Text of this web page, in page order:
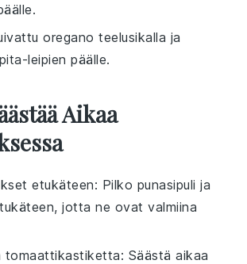
oregano teelusikalla ja
leipien päälle.
Aikaa
etukäteen: Pilko punasipuli ja
jotta ne ovat valmiina
tomaattikastiketta: Säästä aikaa